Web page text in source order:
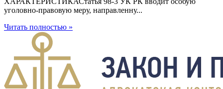
уголовно-правовую меру, направленну...
Читать полностью »